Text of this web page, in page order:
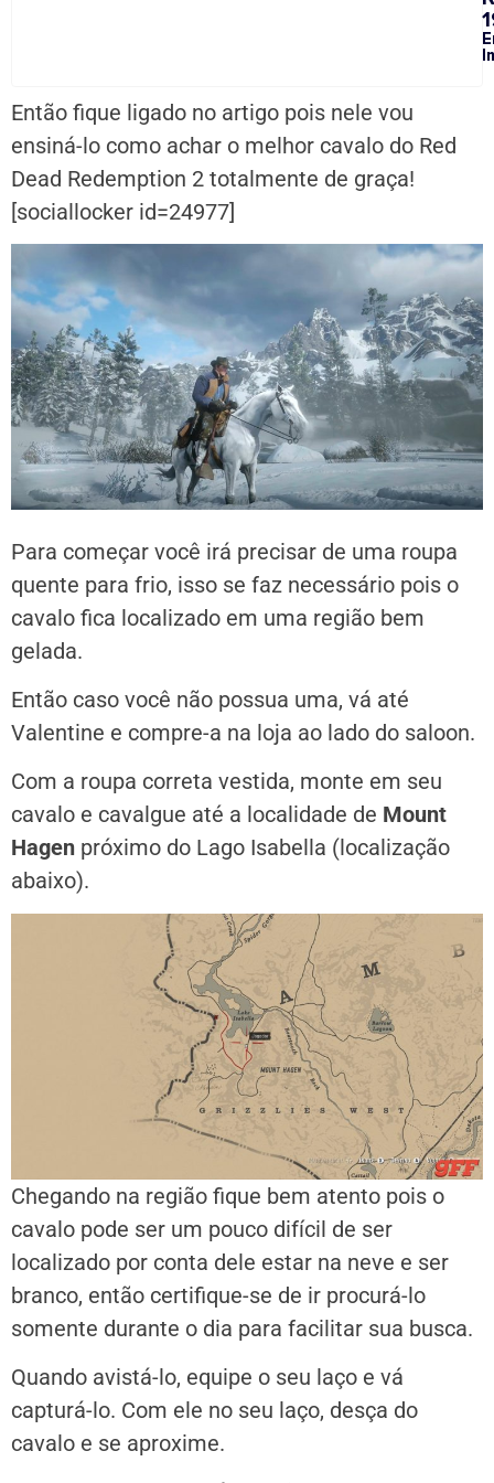
Então fique ligado no artigo pois nele vou
ensiná-lo como achar o melhor cavalo do Red
Dead Redemption 2 totalmente de graça!
[sociallocker id=24977]
Para começar você irá precisar de uma roupa
quente para frio, isso se faz necessário pois o
cavalo fica localizado em uma região bem
gelada.
Então caso você não possua uma, vá até
Valentine e compre-a na loja ao lado do saloon.
Com a roupa correta vestida, monte em seu
cavalo e cavalgue até a localidade de Mount
Hagen próximo do Lago Isabella (localização
abaixo).
Chegando na região fique bem atento pois o
cavalo pode ser um pouco difícil de ser
localizado por conta dele estar na neve e ser
branco, então certifique-se de ir procurá-lo
somente durante o dia para facilitar sua busca.
Quando avistá-lo, equipe o seu laço e vá
capturá-lo. Com ele no seu laço, desça do
cavalo e se aproxime.